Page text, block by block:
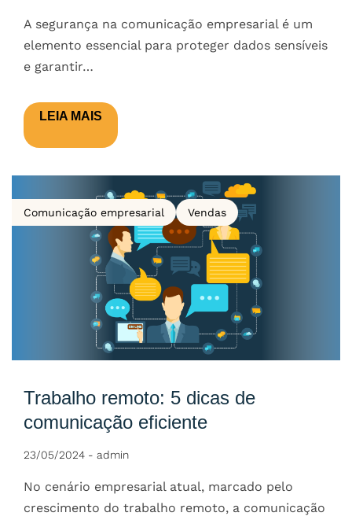
A segurança na comunicação empresarial é um
elemento essencial para proteger dados sensíveis
e garantir…
LEIA MAIS
Comunicação empresarial Vendas
Trabalho remoto: 5 dicas de
comunicação eficiente
23/05/2024 - admin
No cenário empresarial atual, marcado pelo
crescimento do trabalho remoto, a comunicação